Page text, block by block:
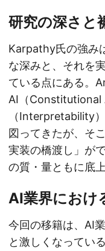
研究の深さと
Karpathy氏の強み
な深みと、それを
ている点にある。
AI（Constitutional
（Interpretability
図ってきたが、そ
実装の橋渡し」が
の質・量ともに底
AI業界におけ
今回の移籍は、AI
と激しくなってい